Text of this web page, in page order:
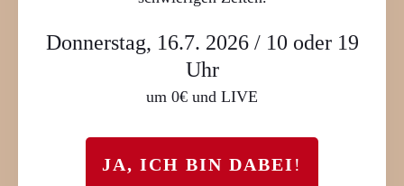
Donnerstag, 16.7. 2026 / 10 oder 19
Uhr
um 0€ und LIVE
JA, ICH BIN DABEI !